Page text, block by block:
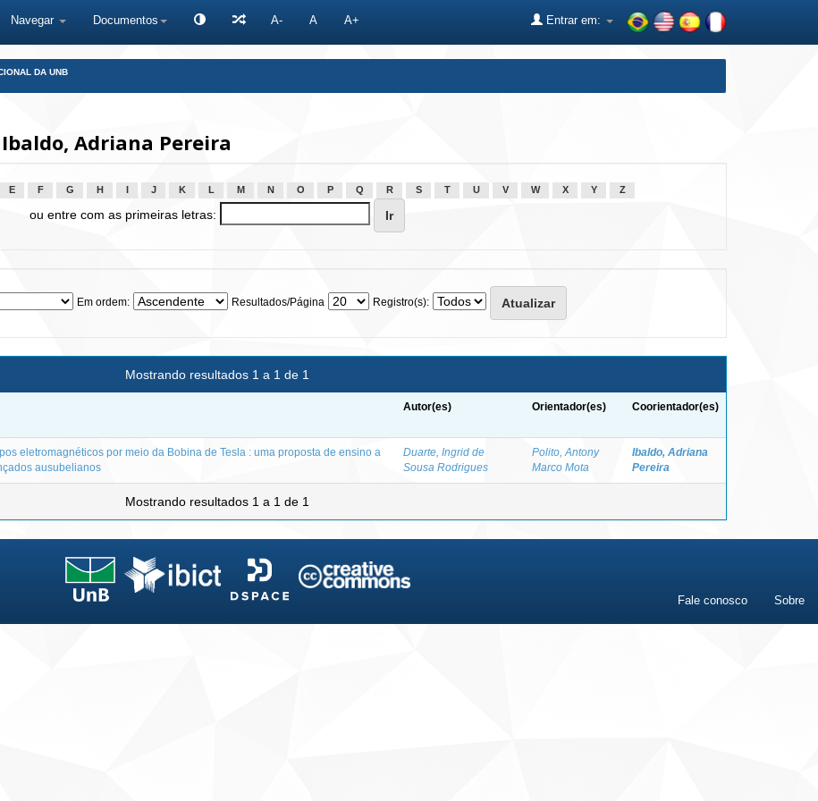
Navegar Documentos A- A A+ Entrar em:
DA UNB
Adriana Pereira
E F G H J K L M N O P Q R S T U V W X Y Z
ou entre com as primeiras letras:
Em ordem: Resultados/Página Registro(s):
Mostrando resultados 1 a 1 de 1
Autor(es) Orientador(es) Coorientador(es)
eletromagnéticos por meio da Bobina de Tesla : uma proposta de ensino a
ausubelianos
Duarte, Ingrid de
Sousa Rodrigues
Polito, Antony
Marco Mota
Ibaldo, Adriana
Pereira
Mostrando resultados 1 a 1 de 1
Fale conosco Sobre